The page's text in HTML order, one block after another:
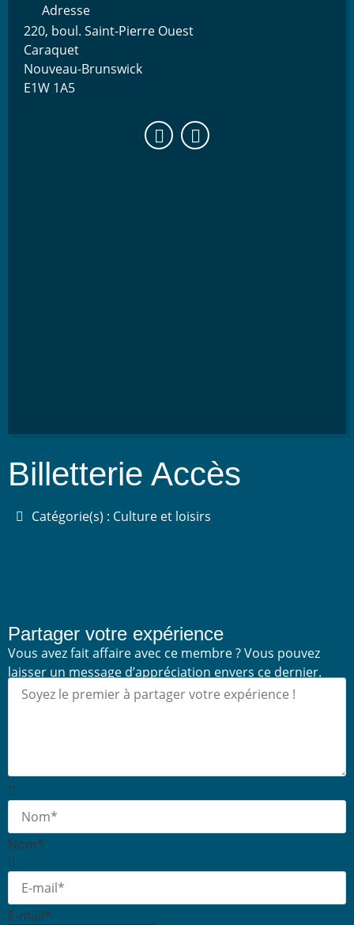
Adresse
220, boul. Saint-Pierre Ouest
Caraquet
Nouveau-Brunswick
E1W 1A5
Billetterie Accès
Catégorie(s) : Culture et loisirs
Partager votre expérience
Vous avez fait affaire avec ce membre ? Vous pouvez
laisser un message d’appréciation envers ce dernier.
Nom*
E-mail*